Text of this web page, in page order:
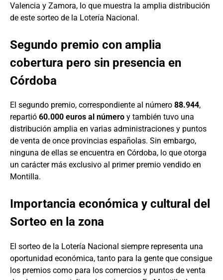
Valencia y Zamora, lo que muestra la amplia distribución
de este sorteo de la Lotería Nacional.
Segundo premio con amplia
cobertura pero sin presencia en
Córdoba
El segundo premio, correspondiente al número 88.944,
repartió 60.000 euros al número y también tuvo una
distribución amplia en varias administraciones y puntos
de venta de once provincias españolas. Sin embargo,
ninguna de ellas se encuentra en Córdoba, lo que otorga
un carácter más exclusivo al primer premio vendido en
Montilla.
Importancia económica y cultural del
Sorteo en la zona
El sorteo de la Lotería Nacional siempre representa una
oportunidad económica, tanto para la gente que consigue
los premios como para los comercios y puntos de venta